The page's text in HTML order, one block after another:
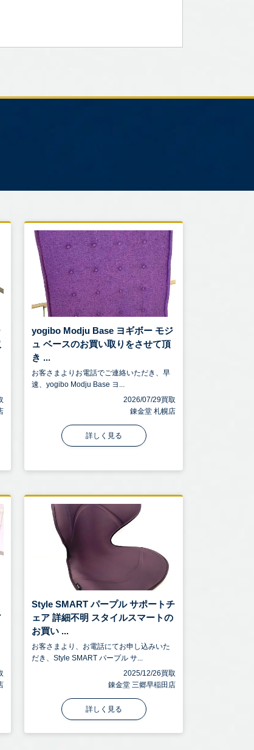
yogibo Modju Base ヨギボー モジ
ュ ベースのお買い取りをさせて頂
き ...
お客さまよりお電話でご連絡いただき、早
速、yogibo Modju Base ヨ...
2026/07/29買取
錬金堂 札幌店
詳しく見る
Style SMART パープル サポートチ
ェア 詳細不明 スタイルスマートの
お買い ...
お客さまより、お電話にてお申し込みいた
だき、Style SMART パープル サ...
2025/12/26買取
錬金堂 三郷早稲田店
詳しく見る